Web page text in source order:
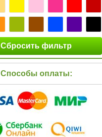
Сбросить фильтр
Способы оплаты: